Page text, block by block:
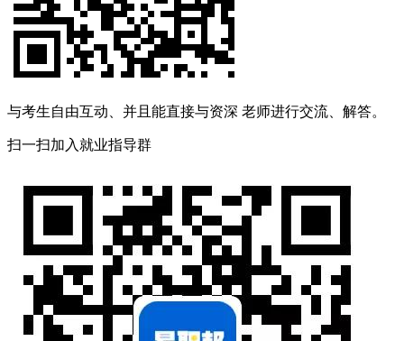
与考生自由互动、并且能直接与资深 老师进行交流、解答。
扫一扫加入就业指导群